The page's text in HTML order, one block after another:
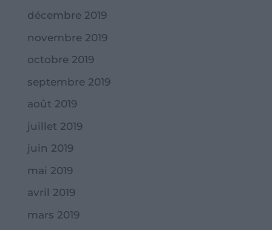
décembre 2019
novembre 2019
octobre 2019
septembre 2019
août 2019
juillet 2019
juin 2019
mai 2019
avril 2019
mars 2019